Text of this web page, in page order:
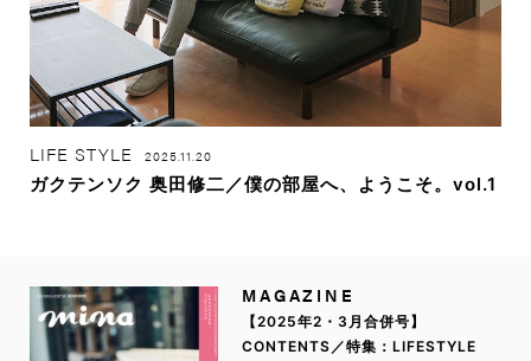
LIFE STYLE 2025.11.20
ガクテンソク 奥田修二／僕の部屋へ、ようこそ。vol.1
MAGAZINE
【2025年2・3月合併号】
CONTENTS／特集：LIFESTYLE